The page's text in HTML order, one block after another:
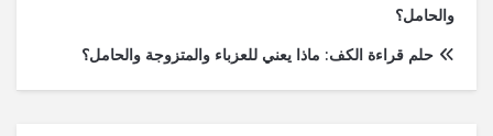
والحامل؟
حلم قراءة الكف: ماذا يعني للعزباء والمتزوجة والحامل؟